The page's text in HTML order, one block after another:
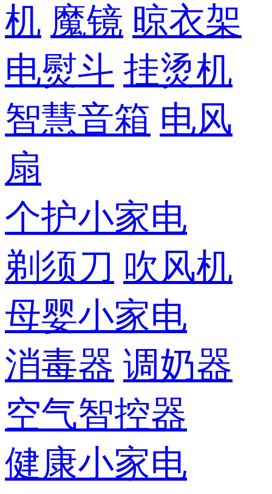
机 魔镜 晾衣架
电熨斗 挂烫机
智慧音箱 电风
扇
个护小家电
剃须刀 吹风机
母婴小家电
消毒器 调奶器
空气智控器
健康小家电